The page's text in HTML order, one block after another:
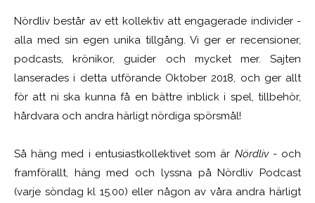
Nördliv består av ett kollektiv att engagerade individer -
alla med sin egen unika tillgång. Vi ger er recensioner,
podcasts, krönikor, guider och mycket mer. Sajten
lanserades i detta utförande Oktober 2018, och ger allt
för att ni ska kunna få en bättre inblick i spel, tillbehör,
hårdvara och andra härligt nördiga spörsmål!
Så häng med i entusiastkollektivet som är Nördliv- och
framförallt, häng med och lyssna på Nördliv Podcast
(varje söndag kl 15.00) eller någon av våra andra härligt